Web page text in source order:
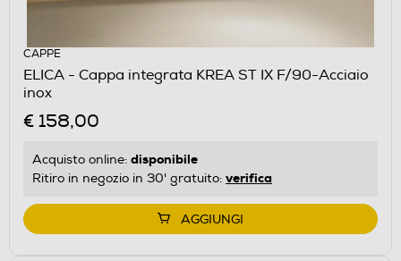
CAPPE
ELICA - Cappa integrata KREA ST IX F/90-Acciaio
inox
€ 158,00
Acquisto online: disponibile
Ritiro in negozio in 30' gratuito: verifica
AGGIUNGI